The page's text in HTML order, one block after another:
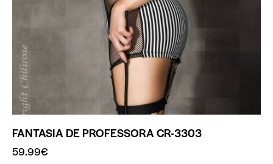
FANTASIA DE PROFESSORA CR-3303
59.99€